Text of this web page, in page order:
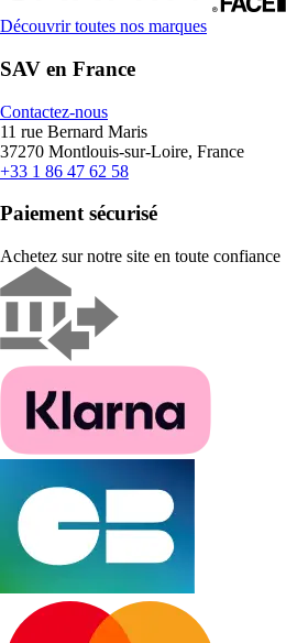
Découvrir toutes nos marques
SAV en France
Contactez-nous
11 rue Bernard Maris
37270 Montlouis-sur-Loire, France
+33 1 86 47 62 58
Paiement sécurisé
Achetez sur notre site en toute confiance